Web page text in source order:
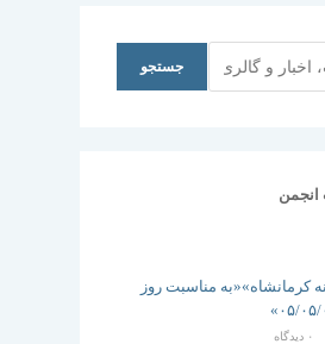
جستجو
انجمن
کرمانشاه»«به مناسبت روز
۰ دیدگاه